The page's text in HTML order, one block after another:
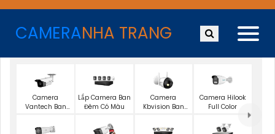
CAMERANHA TRANG
Camera
Vantech Ban
Lắp Camera Ban
Đêm Có Màu
Camera
Kbvision Ban
Camera Hilook
Full Color